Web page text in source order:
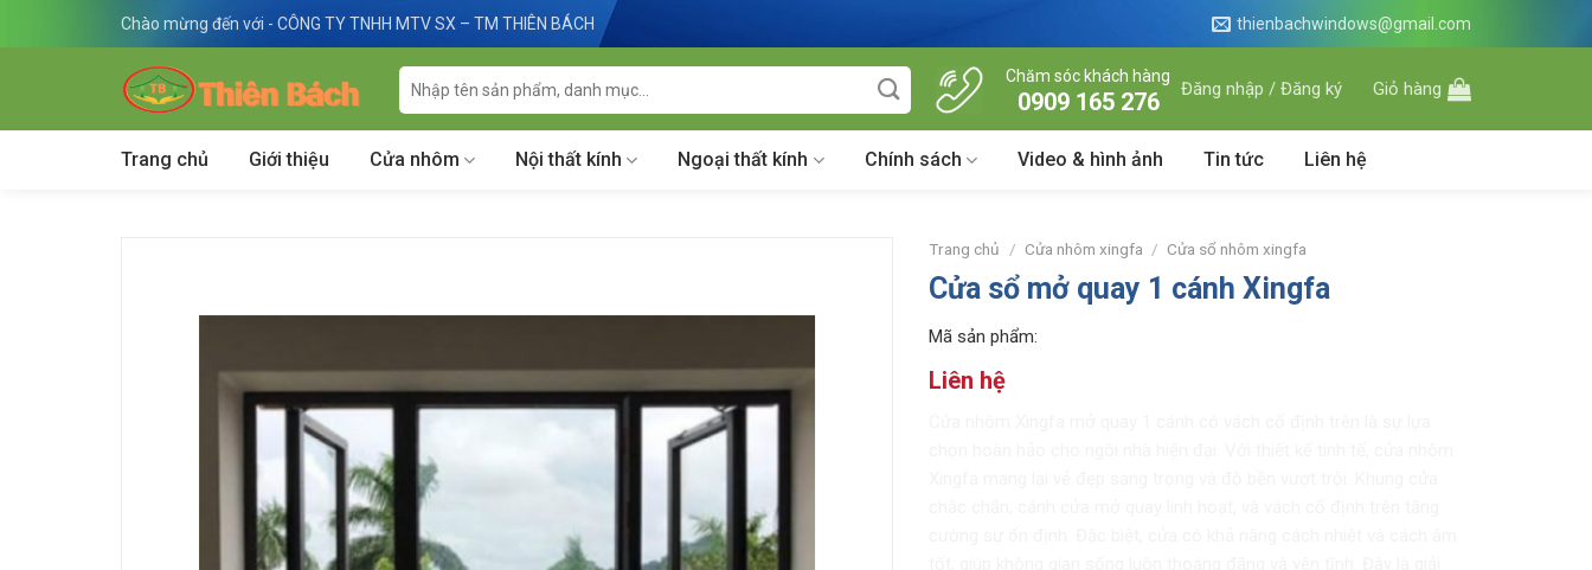
Chào mừng đến với - CÔNG TY TNHH MTV SX – TM THIÊN BÁCH thienbachwindows@gmail.com
Tìm
kiếm:
Chăm sóc khách hàng
0909 165 276 Đăng nhập / Đăng ký Giỏ hàng
Trang chủ Giới thiệu Cửa nhôm Nội thất kính Ngoại thất kính Chính sách Video & hình ảnh Tin tức Liên hệ
Trang chủ / Cửa nhôm xingfa / Cửa sổ nhôm xingfa
Cửa sổ mở quay 1 cánh Xingfa
Mã sản phẩm:
Liên hệ